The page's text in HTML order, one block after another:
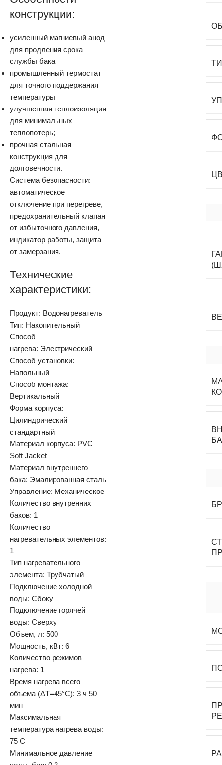
конструкции:
усиленный магниевый анод
для продления срока
службы бака;
промышленный термостат
для точного поддержания
температуры;
улучшенная теплоизоляция
для минимальных
теплопотерь;
прочная стальная
конструкция для
долговечности.
Система безопасности:
автоматическое
отключение при перегреве,
предохранительный клапан
от избыточного давления,
индикатор работы, защита
от замерзания.
Технические
характеристики:
Продукт: Водонагреватель
Тип: Накопительный
Способ
нагрева: Электрический
Способ установки:
Напольный
Способ монтажа:
Вертикальный
Форма корпуса:
Цилиндрический
стандартный
Материал корпуса: PVC
Soft Jacket
Материал внутреннего
бака: Эмалированная сталь
Управление: Механическое
Количество внутренних
баков: 1
Количество
нагревательных элементов:
1
Тип нагревательного
элемента: Трубчатый
Подключение холодной
воды: Сбоку
Подключение горячей
воды: Сверху
Объем, л: 500
Мощность, кВт: 6
Количество режимов
нагрева: 1
Время нагрева всего
объема (ΔT=45°С): 3 ч 50
мин
Максимальная
температура нагрева воды:
75 С
Минимальное давление